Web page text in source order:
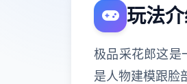
玩法
极品采花郎这
是人物建模跟脸